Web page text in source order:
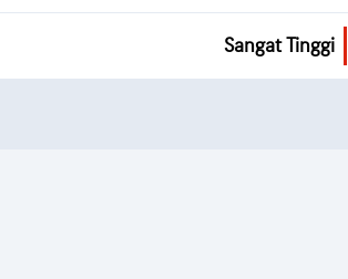
Sangat Tinggi